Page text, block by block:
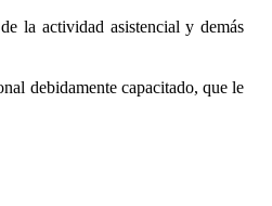
la actividad asistencial y demás
debidamente capacitado, que le